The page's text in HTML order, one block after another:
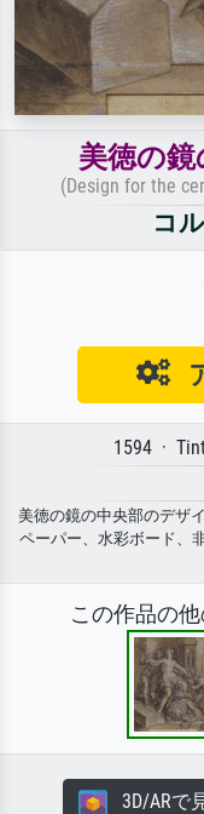
美徳の
(Design for the
コ
1594 ·
美徳の鏡の中央部のデザ
ペーパー、水彩ボード、
この作品の
3D/ARで